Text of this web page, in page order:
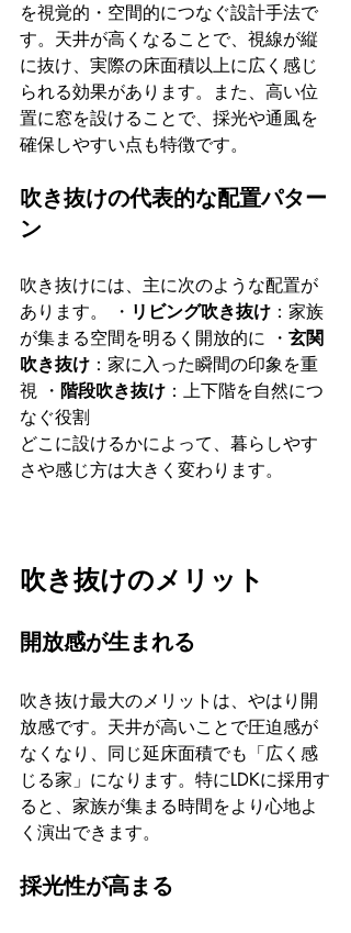
を視覚的・空間的につなぐ設計手法で
す。天井が高くなることで、視線が縦
に抜け、実際の床面積以上に広く感じ
られる効果があります。また、高い位
置に窓を設けることで、採光や通風を
確保しやすい点も特徴です。
吹き抜けの代表的な配置パター
ン
吹き抜けには、主に次のような配置が
あります。 ・ リビング吹き抜け ：家族
が集まる空間を明るく開放的に ・ 玄関
吹き抜け ：家に入った瞬間の印象を重
視 ・ 階段吹き抜け ：上下階を自然につ
なぐ役割
どこに設けるかによって、暮らしやす
さや感じ方は大きく変わります。
吹き抜けのメリット
開放感が生まれる
吹き抜け最大のメリットは、やはり開
放感です。天井が高いことで圧迫感が
なくなり、同じ延床面積でも「広く感
じる家」になります。特にLDKに採用す
ると、家族が集まる時間をより心地よ
く演出できます。
採光性が高まる